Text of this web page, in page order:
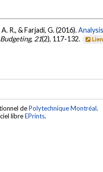
R., & Farjadi, G. (2016).
, 21(2), 117-132.
dePolytechnique Montréal.
libreEPrints.